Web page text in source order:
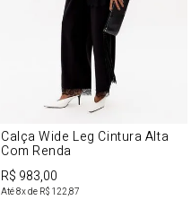
Calça Wide Leg Cintura Alta
Com Renda
R$ 983,00
Até8x de R$ 122,87